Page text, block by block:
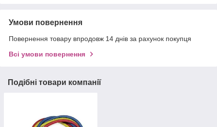
Умови повернення
Повернення товару впродовж 14 днів за рахунок покупця
Всі умови повернення
Подібні товари компанії